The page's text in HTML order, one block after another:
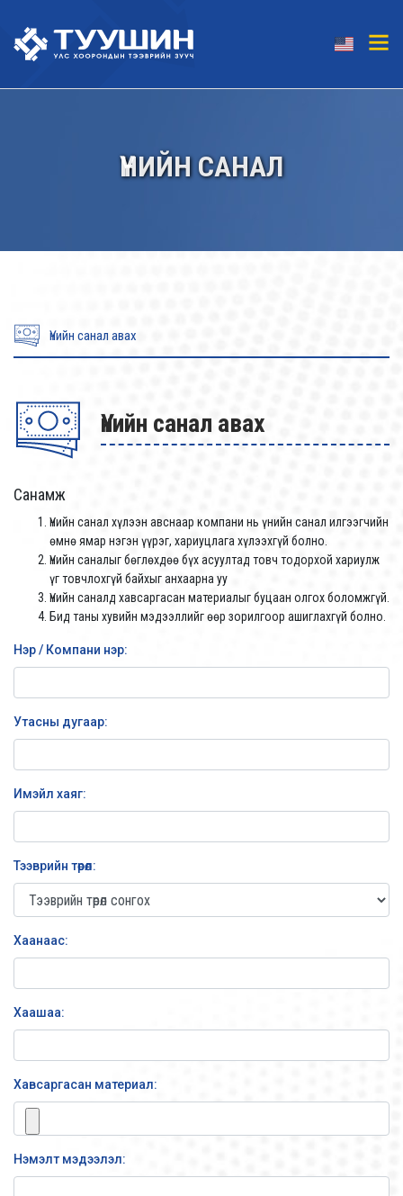
ҮНИЙН САНАЛ
Үнийн санал авах
Үнийн санал авах
Санамж
Үнийн санал хүлээн авснаар компани нь үнийн санал илгээгчийн
өмнө ямар нэгэн үүрэг, хариуцлага хүлээхгүй болно.
Үнийн саналыг бөглөхдөө бүх асуултад товч тодорхой хариулж
үг товчлохгүй байхыг анхаарна уу
Үнийн саналд хавсаргасан материалыг буцаан олгох боломжгүй.
Бид таны хувийн мэдээллийг өөр зорилгоор ашиглахгүй болно.
Нэр / Компани нэр:
Утасны дугаар:
Имэйл хаяг:
Тээврийн төрөл:
Хаанаас:
Хаашаа:
Хавсаргасан материал:
Нэмэлт мэдээлэл: